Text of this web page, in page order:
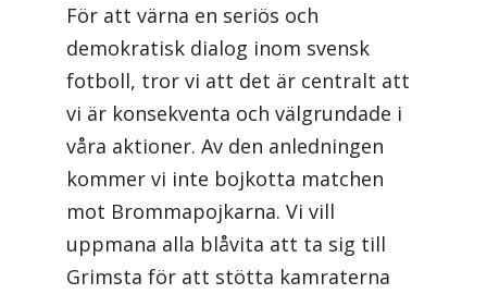
För att värna en seriös och
demokratisk dialog inom svensk
fotboll, tror vi att det är centralt att
vi är konsekventa och välgrundade i
våra aktioner. Av den anledningen
kommer vi inte bojkotta matchen
mot Brommapojkarna. Vi vill
uppmana alla blåvita att ta sig till
Grimsta för att stötta kamraterna